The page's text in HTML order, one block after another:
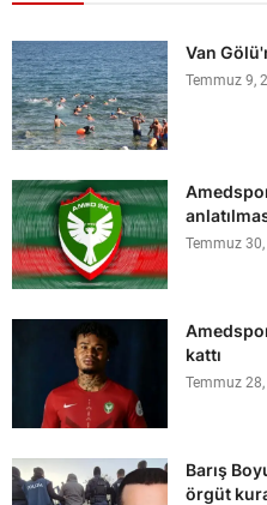
Van
Temmuz 9,
Temmuz
kattı
Temmuz
Barış
örgüt